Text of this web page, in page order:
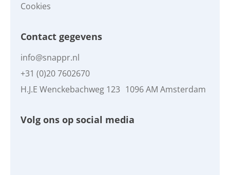
Cookies
Contact gegevens
info@snappr.nl
+31 (0)20 7602670
H.J.E Wenckebachweg 123 1096 AM Amsterdam
Volg ons op social media